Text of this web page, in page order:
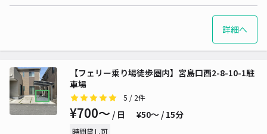
詳細へ
【フェリー乗り場徒歩圏内】宮島口西2-8-10-1駐
車場
5 / 2件
¥700〜 / 日 ¥50〜 / 15分
時間貸し可